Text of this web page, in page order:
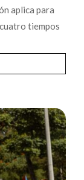
aplica para
tiempos